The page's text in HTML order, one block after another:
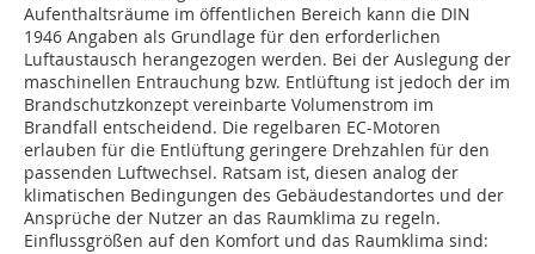
Aufenthaltsräume im öffentlichen Bereich kann die DIN
1946 Angaben als Grundlage für den erforderlichen
Luftaustausch herangezogen werden. Bei der Auslegung der
maschinellen Entrauchung bzw. Entlüftung ist jedoch der im
Brandschutzkonzept vereinbarte Volumenstrom im
Brandfall entscheidend. Die regelbaren EC-Motoren
erlauben für die Entlüftung geringere Drehzahlen für den
passenden Luftwechsel. Ratsam ist, diesen analog der
klimatischen Bedingungen des Gebäudestandortes und der
Ansprüche der Nutzer an das Raumklima zu regeln.
Einflussgrößen auf den Komfort und das Raumklima sind: